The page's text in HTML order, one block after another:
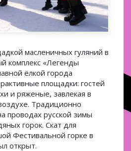
масленичных гуляний в
комплекс «Легенды
ёлкой города
площадки: гостей
и ряженые, завлекая в
Традиционно
проводах русской зимы
горок. Скат для
Фестивальной горке в
открыт.